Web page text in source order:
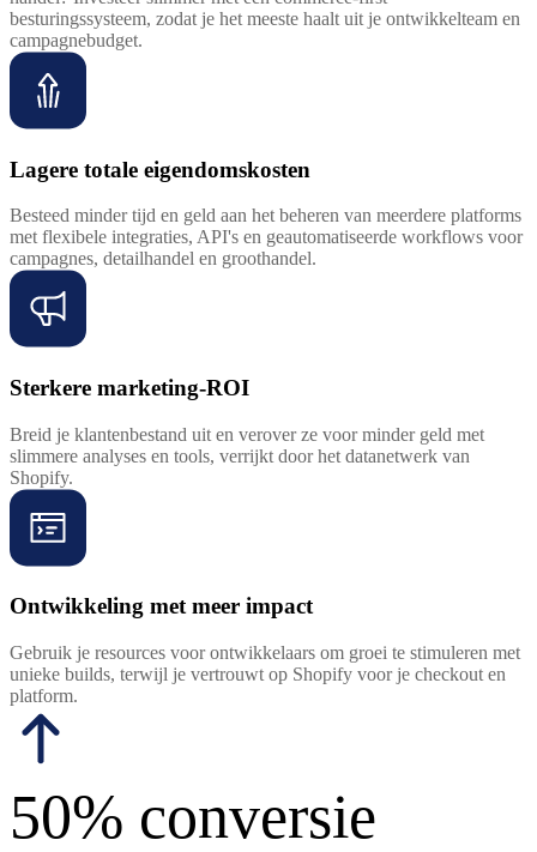
besturingssysteem, zodat je het meeste haalt uit je ontwikkelteam en
campagnebudget.
Lagere totale eigendomskosten
Besteed minder tijd en geld aan het beheren van meerdere platforms
met flexibele integraties, API's en geautomatiseerde workflows voor
campagnes, detailhandel en groothandel.
Sterkere marketing-ROI
Breid je klantenbestand uit en verover ze voor minder geld met
slimmere analyses en tools, verrijkt door het datanetwerk van
Shopify.
Ontwikkeling met meer impact
Gebruik je resources voor ontwikkelaars om groei te stimuleren met
unieke builds, terwijl je vertrouwt op Shopify voor je checkout en
platform.
50% conversie